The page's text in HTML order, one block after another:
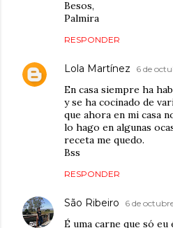
Besos,
Palmira
RESPONDER
Lola Martínez 6 de
En casa siempre ha
y se ha cocinado de
que ahora en mi casa
lo hago en algunas
receta me quedo.
Bss
RESPONDER
São Ribeiro 6 de
É uma carne que só eu